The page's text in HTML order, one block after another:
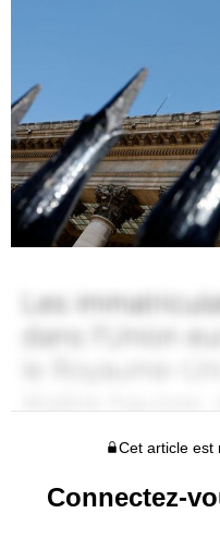
Cet article est
Connectez-